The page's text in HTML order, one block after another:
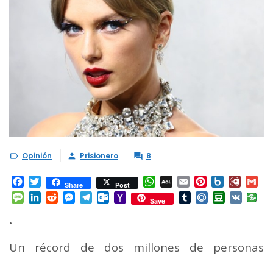
 Opinión  Prisionero  8
Facebook
TwitterShare Post WhatsApp
AOL
Mail
Email Pinterest
Box.net
Message
LinkedInRedditMessenger
TelegramOutlook.com
YahooSave TumblrMail.RuDouban
VK
•
Un récord de dos millones de personas